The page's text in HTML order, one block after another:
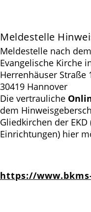
Meldestelle
Meldestelle nach
Evangelische Kirche
Herrenhäuser Straße
30419 Hannover
Die vertrauliche
dem
Gliedkirchen der
Einrichtungen) hier
https://